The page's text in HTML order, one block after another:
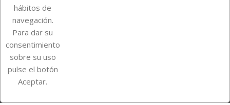
Información de la tienda
InstagramTikTok
hábitos de
navegación.
Para dar su
consentimiento
sobre su uso
pulse el botón
Aceptar.